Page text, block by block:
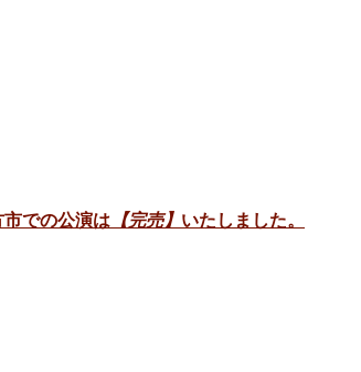
での公演は 【完売】 いたしました。